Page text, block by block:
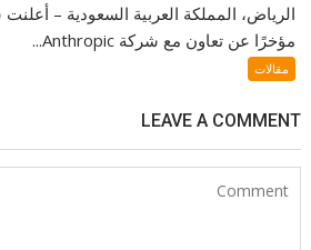
الرياض، المملكة العربية السعودية –
مؤخرًا عن تعاون مع شركة Anthropic...
مقالات
LEAVE A COMMENT